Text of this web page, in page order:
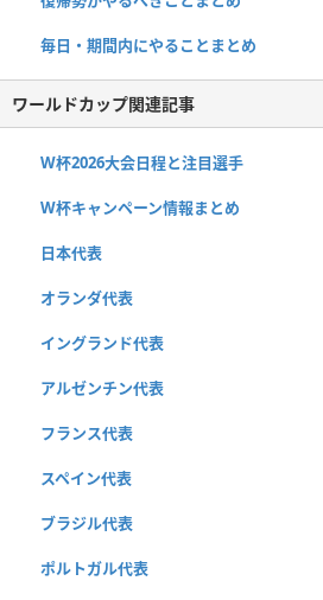
毎日・期間内にやることまとめ
ワールドカップ関連記事
W杯2026大会日程と注目選手
W杯キャンペーン情報まとめ
日本代表
オランダ代表
イングランド代表
アルゼンチン代表
フランス代表
スペイン代表
ブラジル代表
ポルトガル代表